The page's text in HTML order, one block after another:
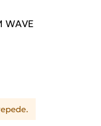
WAVE